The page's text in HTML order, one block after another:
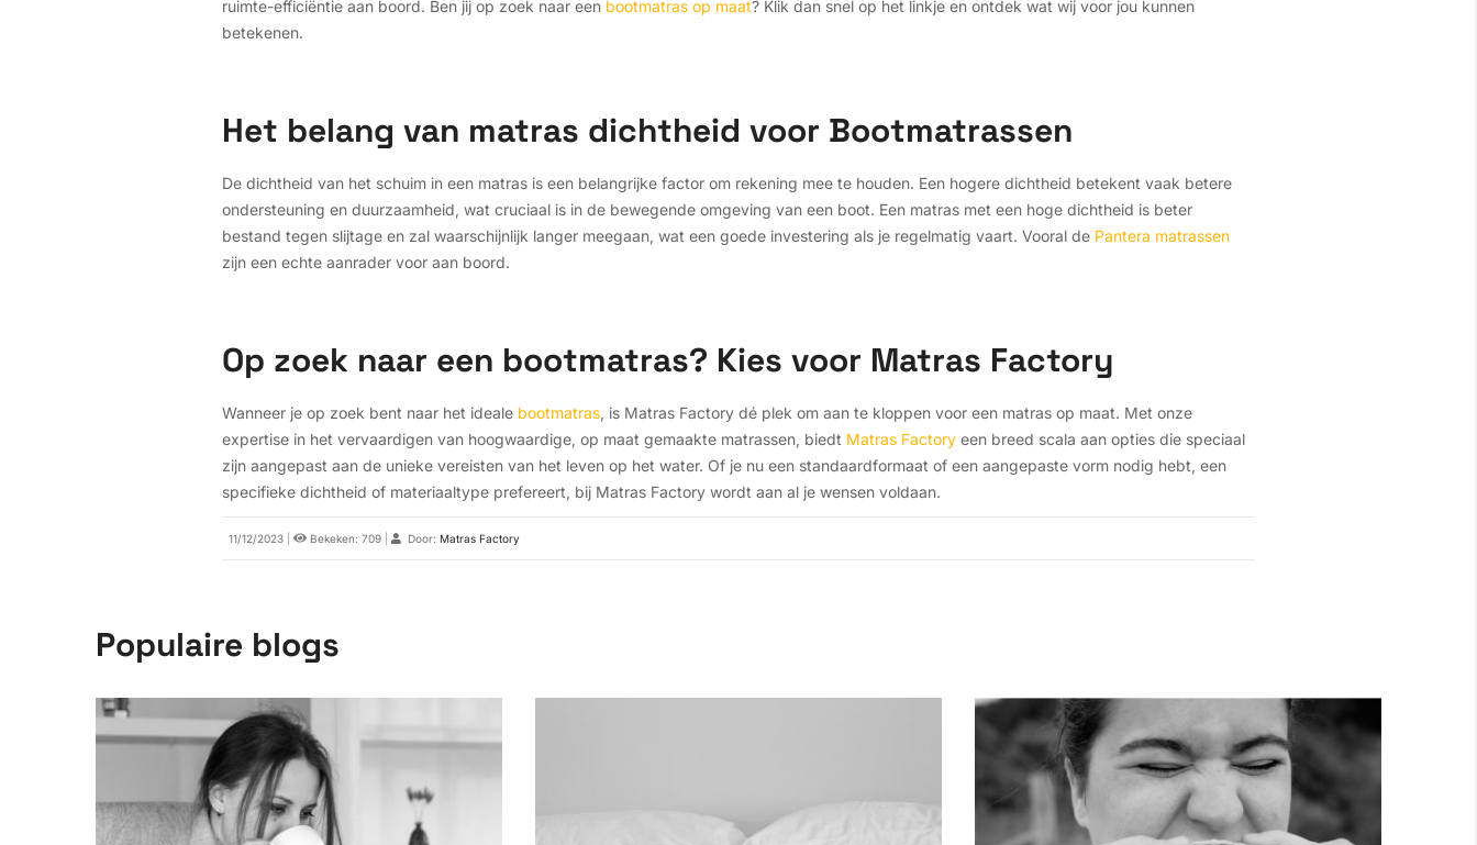
ruimte-efficiëntie aan boord. Ben jij op zoek naar een bootmatras op maat? Klik dan snel op het linkje en ontdek wat wij voor jou kunnen
betekenen.
Het belang van matras dichtheid voor Bootmatrassen
De dichtheid van het schuim in een matras is een belangrijke factor om rekening mee te houden. Een hogere dichtheid betekent vaak betere
ondersteuning en duurzaamheid, wat cruciaal is in de bewegende omgeving van een boot. Een matras met een hoge dichtheid is beter
bestand tegen slijtage en zal waarschijnlijk langer meegaan, wat een goede investering als je regelmatig vaart. Vooral de Pantera matrassen
zijn een echte aanrader voor aan boord.
Op zoek naar een bootmatras? Kies voor Matras Factory
Wanneer je op zoek bent naar het ideale bootmatras, is Matras Factory dé plek om aan te kloppen voor een matras op maat. Met onze
expertise in het vervaardigen van hoogwaardige, op maat gemaakte matrassen, biedt Matras Factory een breed scala aan opties die speciaal
zijn aangepast aan de unieke vereisten van het leven op het water. Of je nu een standaardformaat of een aangepaste vorm nodig hebt, een
specifieke dichtheid of materiaaltype prefereert, bij Matras Factory wordt aan al je wensen voldaan.
11/12/2023 Bekeken: 709 Door: Matras Factory
Populaire blogs